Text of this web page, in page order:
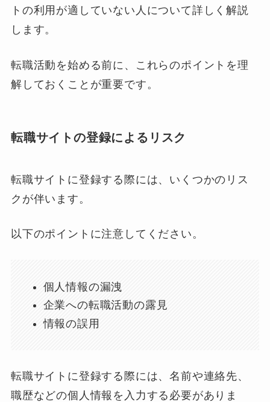
トの利用が適していない人について詳しく解説
します。
転職活動を始める前に、これらのポイントを理
解しておくことが重要です。
転職サイトの登録によるリスク
転職サイトに登録する際には、いくつかのリス
クが伴います。
以下のポイントに注意してください。
個人情報の漏洩
企業への転職活動の露見
情報の誤用
転職サイトに登録する際には、名前や連絡先、
職歴などの個人情報を入力する必要がありま